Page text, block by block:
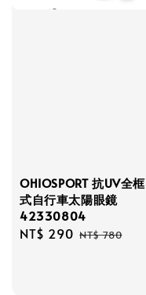
OHIOSPORT 抗UV全框
式自行車太陽眼鏡
42330804
Sale
NT$ 290 Regular
NT$ 780